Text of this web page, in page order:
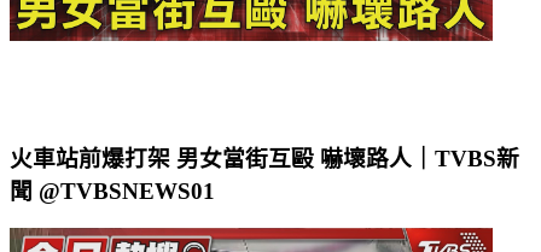
火車站前爆打架 男女當街互毆 嚇壞路人｜TVBS新
聞 @TVBSNEWS01